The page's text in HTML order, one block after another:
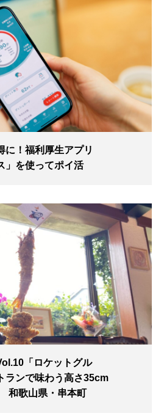
に！福利厚生アプリ
」を使ってポイ活
「ロケットグル
ランで味わう高さ35cm
和歌山県・串本町